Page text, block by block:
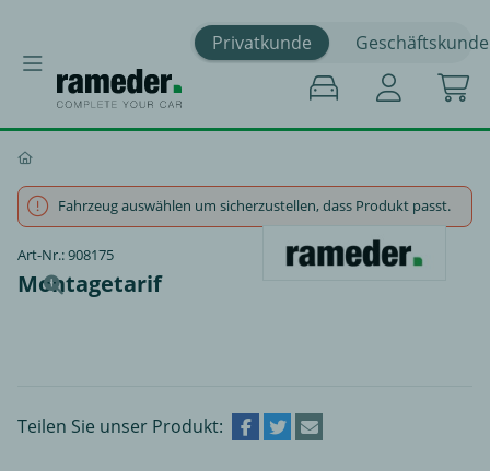
Privatkunde Geschäftskunde
Fahrzeug auswählen um sicherzustellen, dass Produkt passt.
Art-Nr.: 908175
Montagetarif
Teilen Sie unser Produkt: